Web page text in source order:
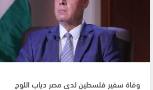
وفاة سفير فلسطين لدى مصر دياب اللوح